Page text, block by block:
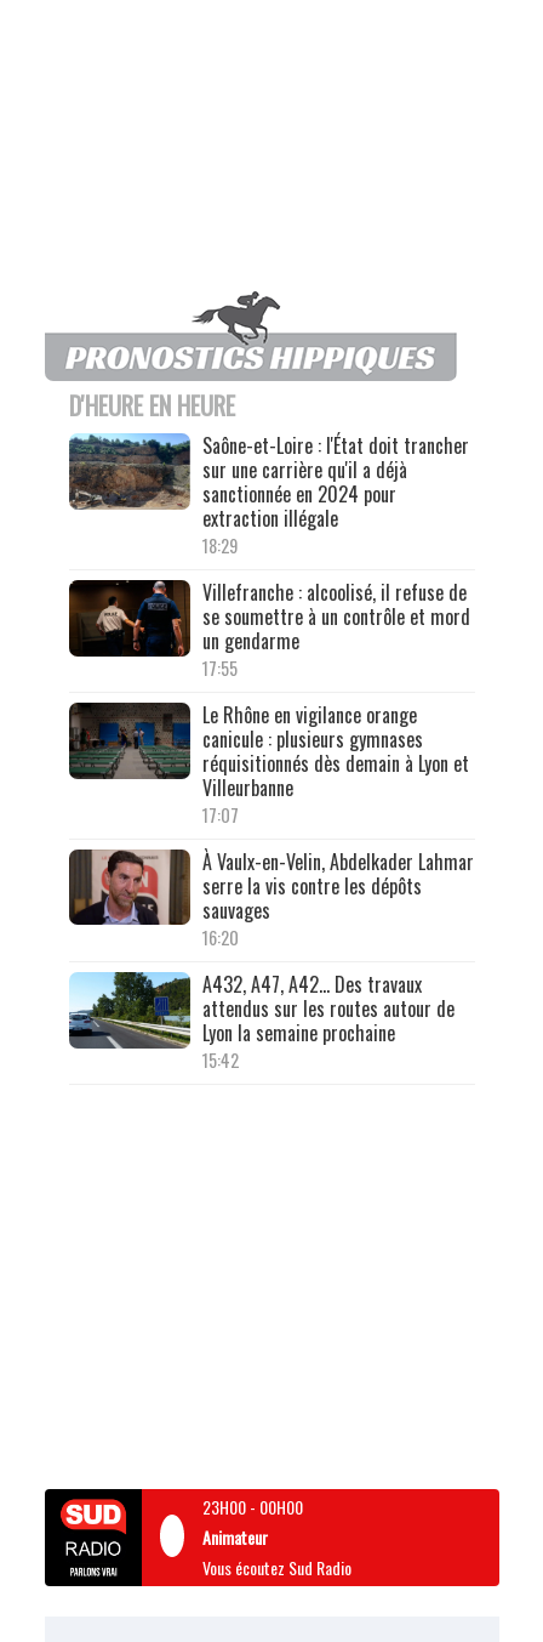
D'HEURE EN HEURE
Saône-et-Loire : l'État doit trancher
sur une carrière qu'il a déjà
sanctionnée en 2024 pour
extraction illégale
18:29
Villefranche : alcoolisé, il refuse de
se soumettre à un contrôle et mord
un gendarme
17:55
Le Rhône en vigilance orange
canicule : plusieurs gymnases
réquisitionnés dès demain à Lyon et
Villeurbanne
17:07
À Vaulx-en-Velin, Abdelkader Lahmar
serre la vis contre les dépôts
sauvages
16:20
A432, A47, A42… Des travaux
attendus sur les routes autour de
Lyon la semaine prochaine
15:42
23H00- 00H00
Animateur
Vous écoutez Sud Radio